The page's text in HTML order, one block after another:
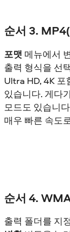
순서 3.
포맷 메뉴에서
출력 형식을 선
Ultra HD, 4K 포
있습니다. 게다
모드도 있습니
매우 빠른 속도
순서 4.
출력 폴더를 지